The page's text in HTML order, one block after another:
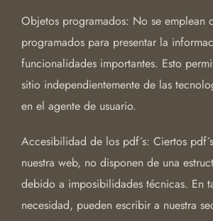
Objetos programados: No se emplean
programados para presentar la
funcionalidades importantes. Esto
sitio independientemente de las
en el agente de usuario.
Accesibilidad de los pdf´s: Ciertos
nuestra web, no disponen de una
debido a imposibilidades técnicas. En
necesidad, pueden escribir a nuestra